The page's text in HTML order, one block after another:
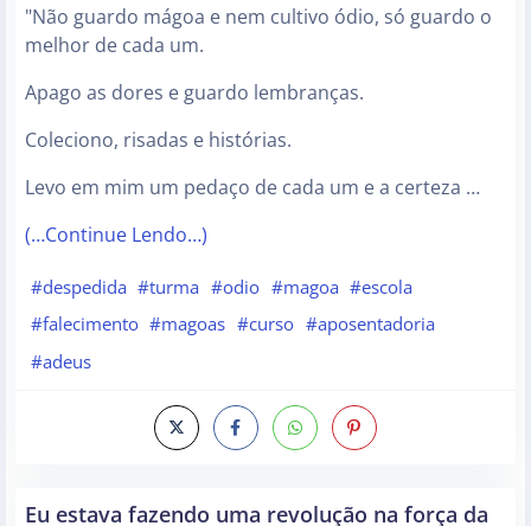
"Não guardo mágoa e nem cultivo ódio, só guardo o
melhor de cada um.
Apago as dores e guardo lembranças.
Coleciono, risadas e histórias.
Levo em mim um pedaço de cada um e a certeza …
(…Continue Lendo…)
#despedida #turma #odio #magoa #escola
#falecimento #magoas #curso #aposentadoria
#adeus
Eu estava fazendo uma revolução na força da